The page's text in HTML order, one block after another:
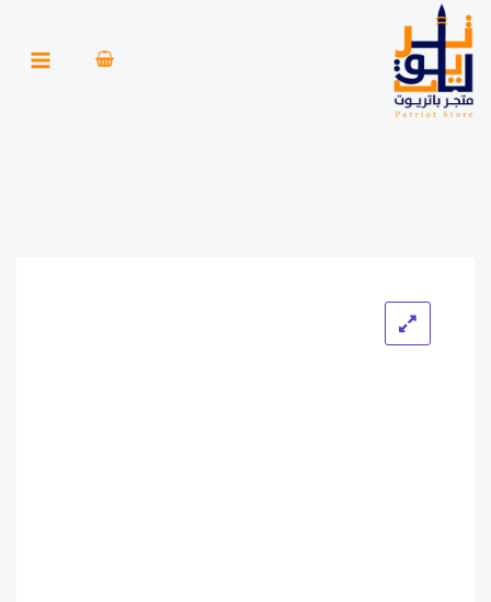
تخطي
إلى
المحتوى